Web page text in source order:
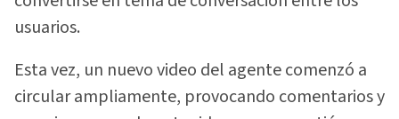
usuarios.
Esta vez, un nuevo video del agente comenzó a
circular ampliamente, provocando comentarios y